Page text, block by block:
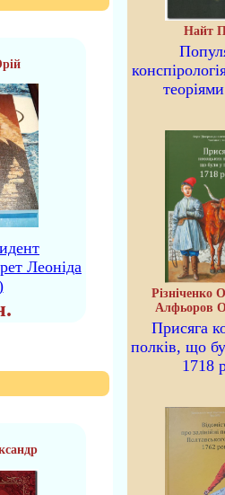
Леоніда
Найт
Різніченко
Алфьоров
Присяга
полків, що
1718